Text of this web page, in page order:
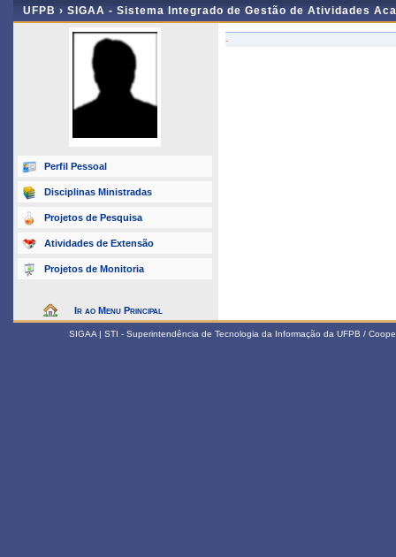
UFPB › SIGAA - Sistema Integrado de Gestão de Atividades
Perfil Pessoal
Disciplinas Ministradas
Projetos de Pesquisa
Atividades de Extensão
Projetos de Monitoria
Ir ao Menu Principal
-
SIGAA | STI - Superintendência de Tecnologia da Informação da UFPB /